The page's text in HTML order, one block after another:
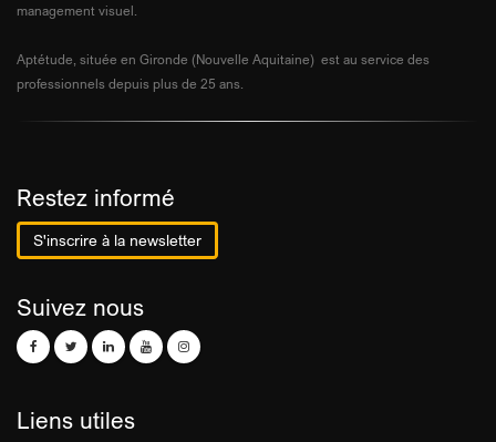
management visuel.
Aptétude, située en Gironde (Nouvelle Aquitaine) est au service des
professionnels depuis plus de 25 ans.
Restez informé
S'inscrire à la newsletter
Suivez nous
Liens utiles